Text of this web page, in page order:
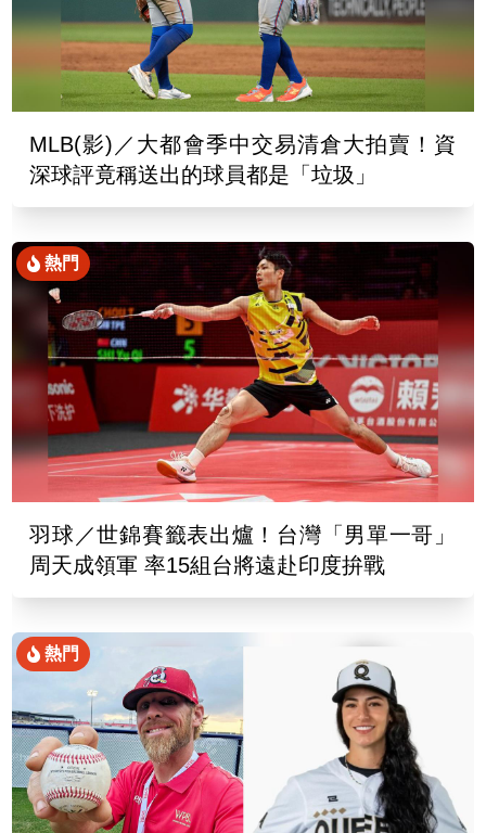
MLB(影)／大都會季中交易清倉大拍賣！資
深球評竟稱送出的球員都是「垃圾」
熱門
羽球／世錦賽籤表出爐！台灣「男單一哥」
周天成領軍 率15組台將遠赴印度拚戰
熱門